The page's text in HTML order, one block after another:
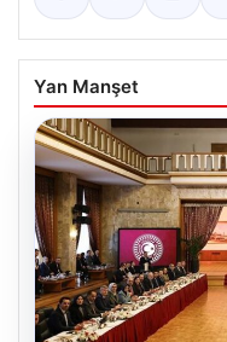
Yan Manşet